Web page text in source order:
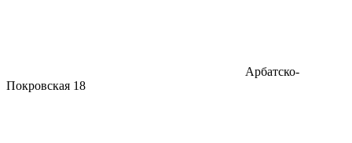
Арбатско-
Покровская 18